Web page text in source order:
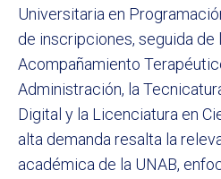
Universitaria en
de inscripciones, seguida de
Acompañamiento
Administración, la
Digital y la Licenciatura en
alta demanda resalta la
académica de la UNAB,